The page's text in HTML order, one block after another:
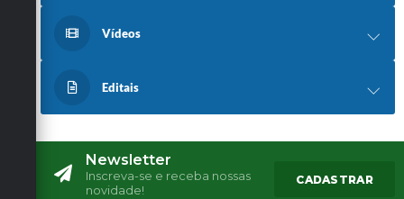
Vídeos
Editais
Newsletter
Inscreva-se e receba nossas
novidade!
CADASTRAR